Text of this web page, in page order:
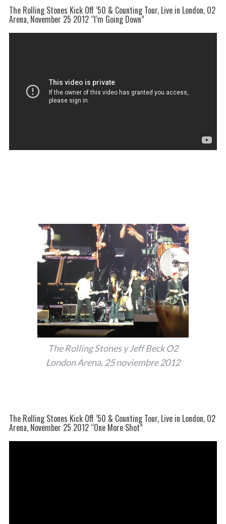
The Rolling Stones Kick Off ’50 & Counting Tour, Live in London, O2
Arena, November 25 2012 “I’m Going Down”
The Rolling Stones y Jeff Beck O2
London Arena, 25 noviembre 2012
The Rolling Stones Kick Off ’50 & Counting Tour, Live in London, O2
Arena, November 25 2012 “One More Shot”